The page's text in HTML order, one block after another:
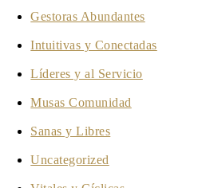
Gestoras Abundantes
Intuitivas y Conectadas
Líderes y al Servicio
Musas Comunidad
Sanas y Libres
Uncategorized